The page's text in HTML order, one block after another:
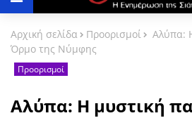
Αρχική σελίδα Προορισμοί
Αλύπα:
Όρμο της Νύμφης
Προορισμοί
Αλύπα: Η μυστική